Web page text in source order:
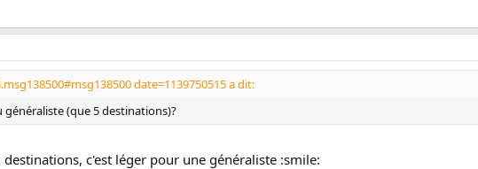
date=1139750515 a dit:
généraliste (que 5 destinations)?
c'est léger pour une généraliste :smile: